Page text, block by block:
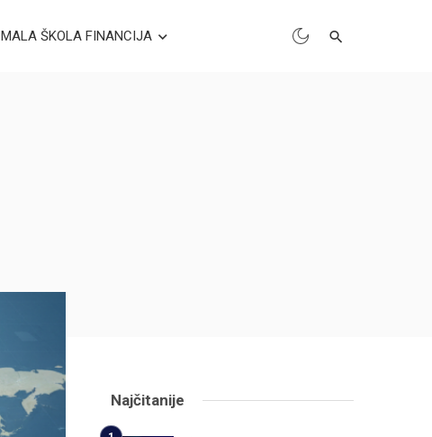
MALA ŠKOLA FINANCIJA
Najčitanije